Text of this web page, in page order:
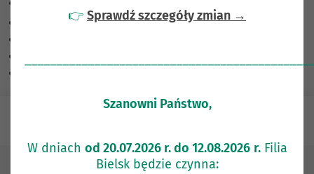
Skalowanie treści 100%
Klienci indywidualni Rachunki Konto 800 plus
👉 Sprawdź szczegóły zmian →
Szanowni Państwo,
W dniach od 20.07.2026 r. do 12.08.2026 r.Filia
Bielsk będzie czynna: